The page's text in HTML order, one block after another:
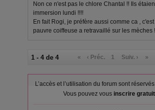
Non ce n'est pas le chlore Chantal !! Ils
immersion lundi !!!!
En fait Rogi, je préfère aussi comme ca ,
pauvre coiffeuse a retravaillé sur les mèches
1 - 4 de 4 « ‹ Préc. 1 Suiv. › »
L’accès et l’utilisation du forum sont
Vous pouvez vous inscrire